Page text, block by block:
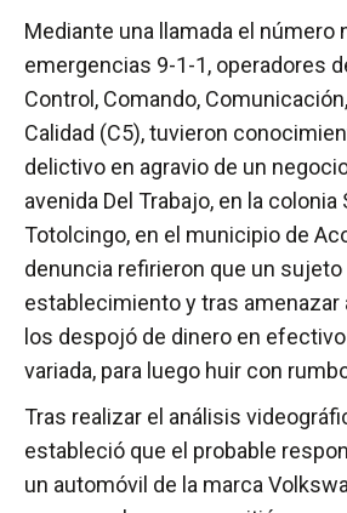
Mediante una llamada el número
emergencias 9-1-1, operadores
Control, Comando,
Calidad (C5), tuvieron
delictivo en agravio de un
avenida Del Trabajo, en la colonia
Totolcingo, en el municipio de
denuncia refirieron que un sujeto
establecimiento y tras amenazar
los despojó de dinero en
variada, para luego huir con
Tras realizar el análisis
estableció que el probable
un automóvil de la marca